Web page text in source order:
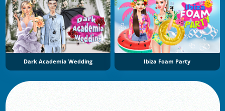
Dark Academia Wedding Ibiza Foam Party